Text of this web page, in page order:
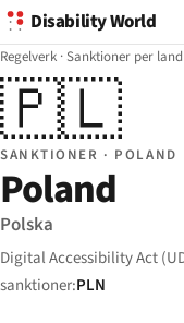
Disability World
Regelverk ·Sanktioner per land
🇵🇱
SANKTIONER · POLAND
Poland
Polska
Digital Accessibility Act
sanktioner:PLN